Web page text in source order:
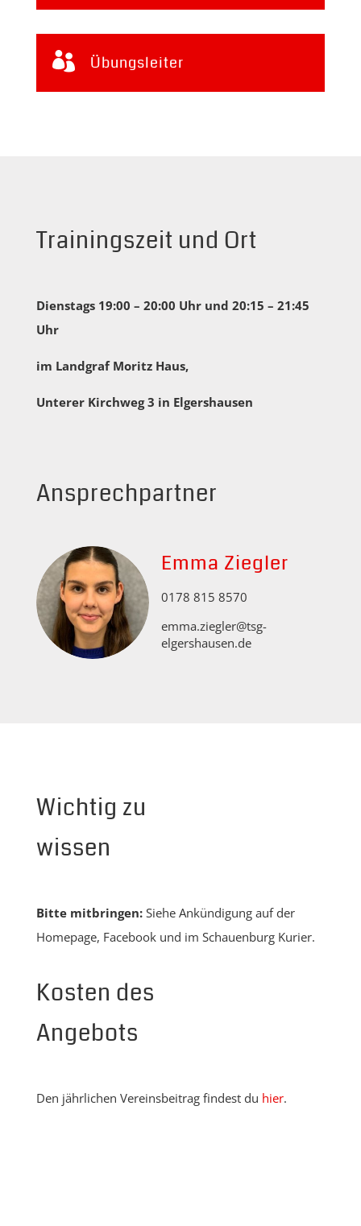
 Übungsleiter
Trainingszeit und Ort
Dienstags 19:00 – 20:00 Uhr und 20:15 – 21:45
Uhr
im Landgraf Moritz Haus,
Unterer Kirchweg 3 in Elgershausen
Ansprechpartner
Emma Ziegler
0178 815 8570
emma.ziegler@tsg-
elgershausen.de
Wichtig zu
wissen
Bitte mitbringen:Siehe Ankündigung auf der
Homepage, Facebook und im Schauenburg Kurier.
Kosten des
Angebots
Den jährlichen Vereinsbeitrag findest du hier.